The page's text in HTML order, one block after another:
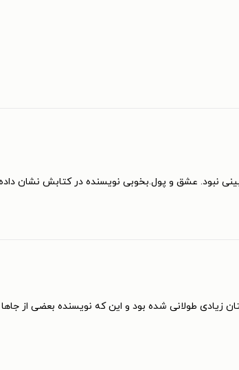
نبود. عشق و پول.بخوبی نویسنده در کتابش نشان
طولانی شده بود و این که نویسنده بعضی از جاها